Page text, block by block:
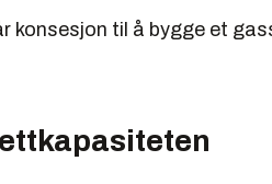
konsesjon til å bygge et